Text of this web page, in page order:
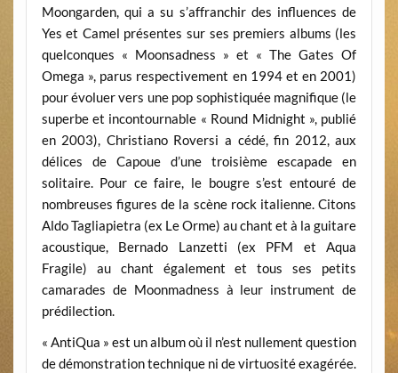
Moongarden, qui a su s’affranchir des influences de
Yes et Camel présentes sur ses premiers albums (les
quelconques « Moonsadness » et « The Gates Of
Omega », parus respectivement en 1994 et en 2001)
pour évoluer vers une pop sophistiquée magnifique (le
superbe et incontournable « Round Midnight », publié
en 2003), Christiano Roversi a cédé, fin 2012, aux
délices de Capoue d’une troisième escapade en
solitaire. Pour ce faire, le bougre s’est entouré de
nombreuses figures de la scène rock italienne. Citons
Aldo Tagliapietra (ex Le Orme) au chant et à la guitare
acoustique, Bernado Lanzetti (ex PFM et Aqua
Fragile) au chant également et tous ses petits
camarades de Moonmadness à leur instrument de
prédilection.
« AntiQua » est un album où il n’est nullement question
de démonstration technique ni de virtuosité exagérée.